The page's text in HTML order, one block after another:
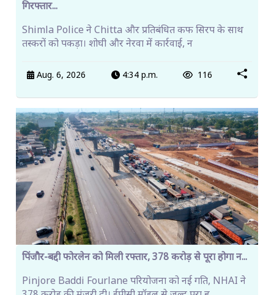
गिरफ्तार...
Shimla Police ने Chitta और प्रतिबंधित कफ सिरप के साथ
तस्करों को पकड़ा। शोघी और नेरवा में कार्रवाई, न
Aug. 6, 2026 4:34 p.m. 116
पिंजौर-बद्दी फोरलेन को मिली रफ्तार, 378 करोड़ से पूरा होगा न...
Pinjore Baddi Fourlane परियोजना को नई गति, NHAI ने